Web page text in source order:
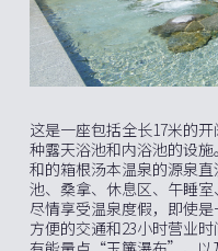
这是一座包括全长17米的
种露天浴池和内浴池的设
和的箱根汤本温泉的源泉
池、桑拿、休息区、午睡
尽情享受温泉度假，即使是
方便的交通和23小时营业